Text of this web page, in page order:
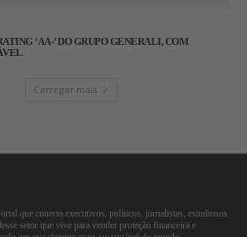
‘AA-’ DO GRUPO GENERALI, COM
Carregar mais
que conecta executivos, políticos, jornalistas, estudiosos
setor que vive para vender proteção financeira e